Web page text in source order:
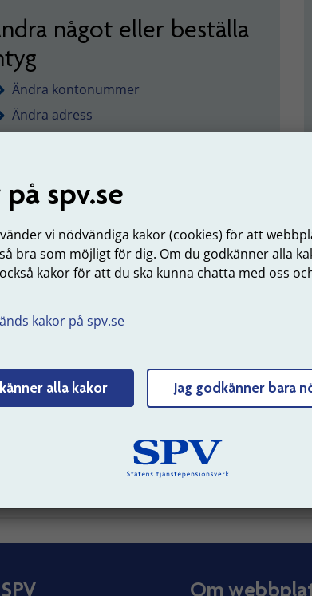
spv.se
vi nödvändiga kakor (cookies) för att
bra som möjligt för dig. Om du godkänner alla
kakor för att du ska kunna chatta med oss
kakor på spv.se
alla kakor Jag godkänner bara
något eller beställa
Ändra kontonummer
Ändra adress
Beställ pensionsintyg
dina utbetalningar
Mina sidor kan du se dina utbetalningar och få en
Logga in på Mina sidor
Om